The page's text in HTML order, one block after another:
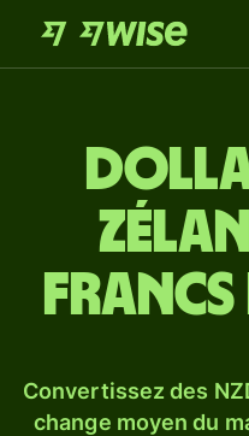
francs
Convertissez des
change moyen du